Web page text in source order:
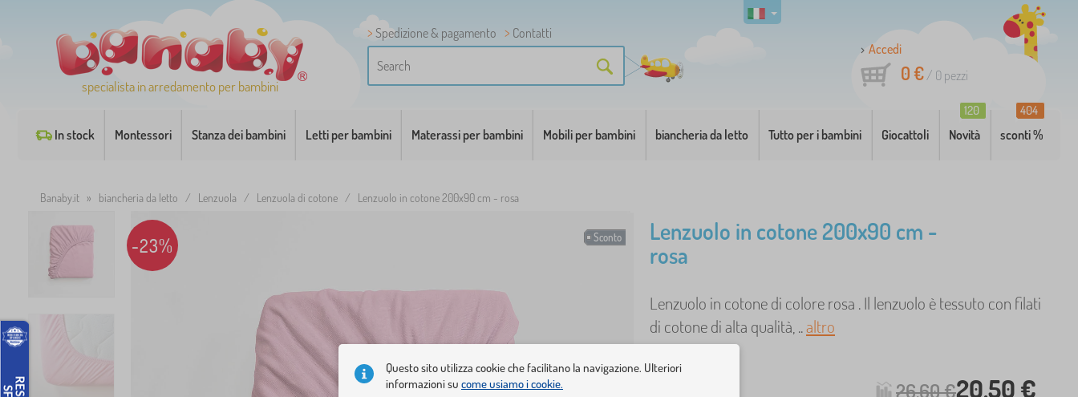
specialista in arredamento per bambini
Spedizione & pagamento
Contatti
Accedi
0 €/ 0 pezzi
In stock Montessori Stanza dei bambini Letti per bambini Materassi per bambini Mobili per bambini biancheria da letto Tutto per i bambini Giocattoli Novità
120
sconti %
404
Banaby.it » biancheria da letto / Lenzuola / Lenzuola di cotone / Lenzuolo in cotone 200x90 cm - rosa
Sconto
-23%
Lenzuolo in cotone 200x90 cm -
rosa
Lenzuolo in cotone di colore rosa . Il lenzuolo è tessuto con filati
di cotone di alta qualità, ..altro
26,60 €20,50 €
Questo sito utilizza cookie che facilitano la navigazione. Ulteriori
informazioni su come usiamo i cookie.